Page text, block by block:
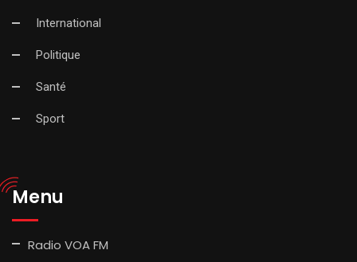
International
Politique
Santé
Sport
Menu
Radio VOA FM